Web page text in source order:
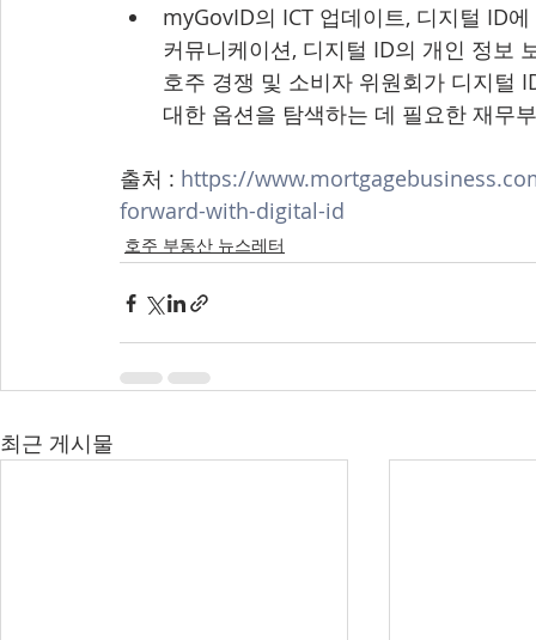
myGovID의 ICT 업데이트, 디지털 ID
커뮤니케이션, 디지털 ID의 개인 정보
호주 경쟁 및 소비자 위원회가 디지털
대한 옵션을 탐색하는 데 필요한 재무
출처 : https://
forward-with-digital-id
호주 부동산 뉴스레터
최근 게시물